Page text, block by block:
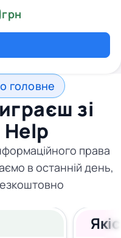
грн
головне
зі
права
в останній день,